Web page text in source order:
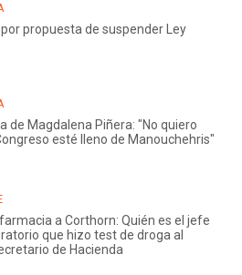
propuesta de suspender Ley
de Magdalena Piñera: "No quiero
esté lleno de Manouchehris"
a Corthorn: Quién es el jefe
que hizo test de droga al
de Hacienda